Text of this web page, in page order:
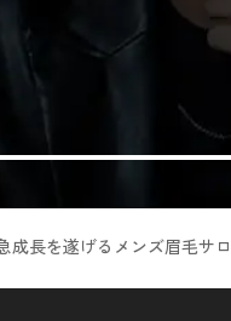
長を遂げるメンズ眉毛サ